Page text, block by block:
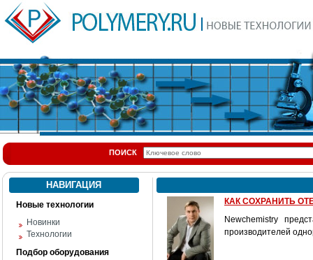
ПОИСК
НАВИГАЦИЯ
Новые технологии
Новинки
Технологии
Подбор оборудования
КАК СОХРАНИТЬ
Newchemistry
производителей